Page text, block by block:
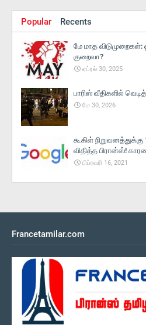
Popular Recents
மே மாத
குறைவா?
ஏப்ரல் 30, 2025
பாரிஸ் வீதிகளில்
மே 30, 2026
கூகிள்
விதித்த பிரான்ஸ்!
பிப்ரவரி 16, 2021
Francetamilar.com